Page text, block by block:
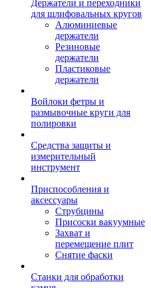
Держатели и переходники
для шлифовальных кругов
Алюминиевые
держатели
Резиновые
держатели
Пластиковые
держатели
Войлоки фетры и
размывочные круги для
полировки
Средства защиты и
измерительный
инструмент
Приспособления и
аксессуары
Струбцины
Присоски вакуумные
Захват и
перемещение плит
Снятие фаски
Станки для обработки